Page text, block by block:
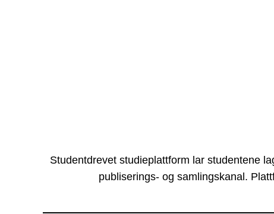
Studentdrevet studieplattform lar studentene
publiserings- og samlingskanal.